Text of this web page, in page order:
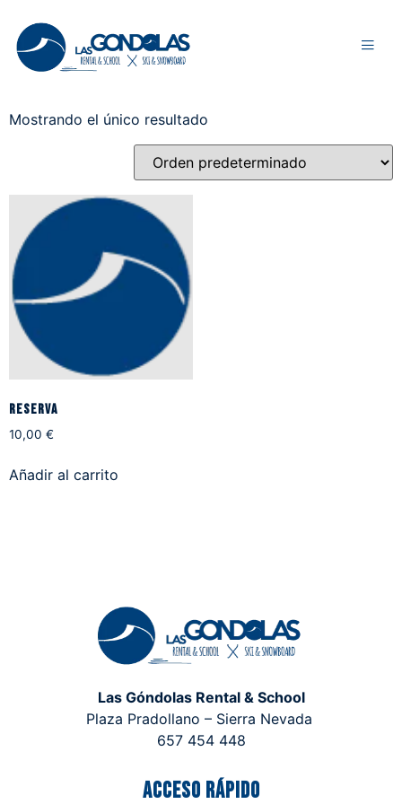
Inicio / Reservas
Reservas
Mostrando el único resultado
Reserva
10,00 €
Añadir al carrito
Las Góndolas Rental & School
Plaza Pradollano – Sierra Nevada
657 454 448
Acceso rápido